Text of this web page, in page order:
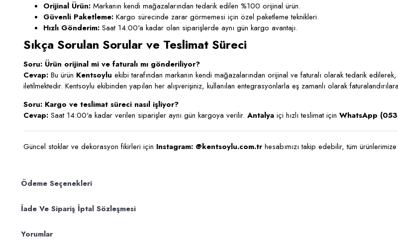
Orijinal Ürün: Markanın kendi mağazalarından tedarik edilen %100 orijinal ürün.
Güvenli Paketleme: Kargo sürecinde zarar görmemesi için özel paketleme teknikleri.
Hızlı Gönderim: Saat 14:00'a kadar olan siparişlerde aynı gün kargo avantajı.
Sıkça Sorulan Sorular ve Teslimat Süreci
Soru: Ürün orijinal mi ve faturalı mı gönderiliyor?
Cevap: Bu ürün Kentsoylu ekibi tarafından markanın kendi mağazalarından orijinal ve faturalı olarak tedarik
iletilmektedir. Kentsoylu ekibinden yapılan her alışverişiniz, kullanılan entegrasyonlarla eş zamanlı olarak
Soru: Kargo ve teslimat süreci nasıl işliyor?
Cevap: Saat 14:00'a kadar verilen siparişler aynı gün kargoya verilir. Antalya içi hızlı teslimat için WhatsApp
Güncel stoklar ve dekorasyon fikirleri için Instagram: @kentsoylu.com.trhesabımızı takip edebilir, tüm ürünlerimize
Ödeme Seçenekleri
İade Ve Sipariş İptal Sözleşmesi
Yorumlar